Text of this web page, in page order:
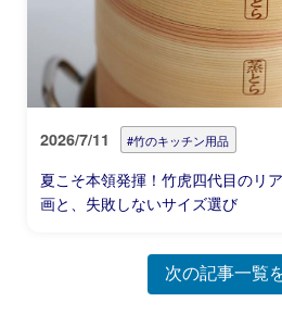
2026/7/11 #竹のキッチン用品
夏こそ本領発揮！竹虎四代目のリ
画と、失敗しないサイズ選び
次の記事一覧